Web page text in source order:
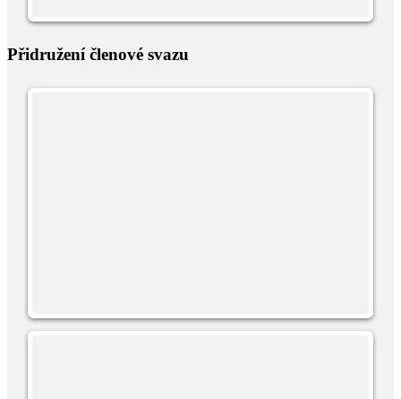
Přidružení členové svazu